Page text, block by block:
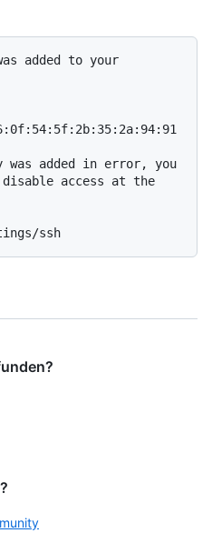
added to your
added in error, you
disable access at the